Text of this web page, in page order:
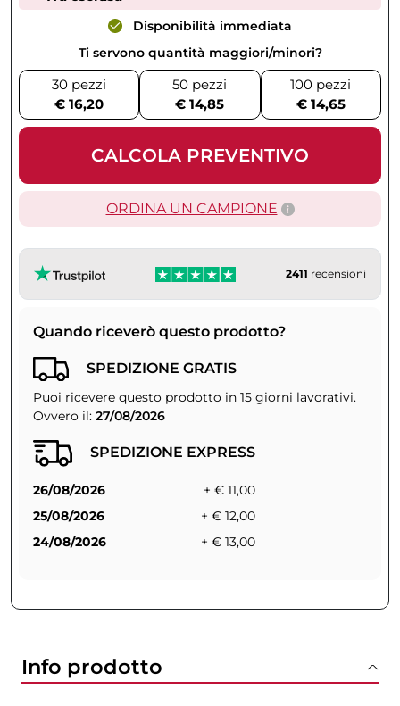
Disponibilità immediata
Ti servono quantità maggiori/minori?
30 pezzi
€ 16,20
50 pezzi
€ 14,85
100 pezzi
€ 14,65
CALCOLA PREVENTIVO
ORDINA UN CAMPIONE
2411 recensioni
Quando riceverò questo prodotto?
SPEDIZIONE GRATIS
Puoi ricevere questo prodotto in 15 giorni lavorativi.
Ovvero il: 27/08/2026
SPEDIZIONE EXPRESS
26/08/2026
+ € 11,00
25/08/2026
+ € 12,00
24/08/2026
+ € 13,00
Info prodotto